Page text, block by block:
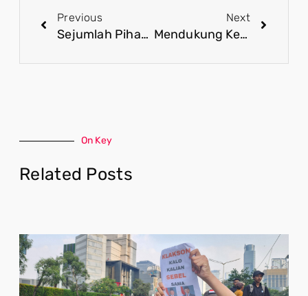
Previous
Sejumlah Pihak Dukung Penyebutan Penggunaan Istilah OPM, Respon Hadapi Dinamika Isu Papua
Next
Mendukung Kebijakan Strategis Pemerintah Wujudkan Ketahanan Ekonomi Nasional
On Key
Related Posts